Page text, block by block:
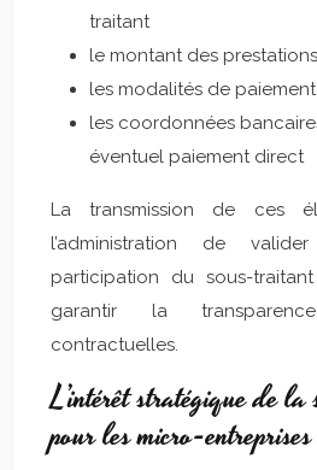
traitant
le montant des
les modalités de
les coordonnées
éventuel paiement direct
La transmission de ces
l’administration de
participation du sous-
garantir la
contractuelles.
L’intérêt stratégique de
pour les micro-entreprises